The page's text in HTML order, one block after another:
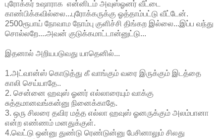
புரோக்கர் உஷாராக என்னிடம் அவுஸ்ஓனர் வீட்டை
காண்பிக்கவில்லை...புரோக்கருக்கு ஓத்தாம்பட்டு வீட்டேன்.
2500ரூபாய் நோவாம நோம்பு குளிச்சி திங்கற இல்லை...இப்ப வந்து
சொல்லறே....அவன் குடுக்கமாட்டான்னுட்டு...
இதனால் அறியபடுவது யாதெனில்...
1.அட்வான்ஸ் கொடுத்து கீ வாங்கும் வரை இருக்கும் இடத்தை
காலி செய்யாதே..
2. சென்னை ஹவுஸ் ஓனர் எல்லாரையும் வாக்கு
சுத்தமானவங்கன்னு நினைக்காதே.
3. ஒரு சிலரை தவிர மத்த எல்லா ஹவுஸ் ஓனருக்கும் அலம்பானா
என்ற எண்ணம் மனதுக்குள்.
4.வெட்டு ஒன்னு துண்டு ரெண்டுன்னு பேசினாலும் சிலது